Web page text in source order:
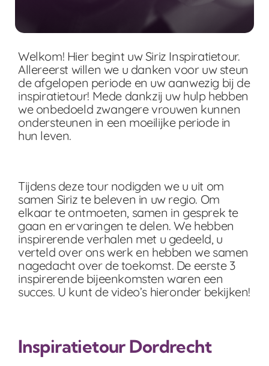
Welkom! Hier begint uw Siriz Inspiratietour.
Allereerst willen we u danken voor uw steun
de afgelopen periode en uw aanwezig bij de
inspiratietour! Mede dankzij uw hulp hebben
we onbedoeld zwangere vrouwen kunnen
ondersteunen in een moeilijke periode in
hun leven.
Tijdens deze tour nodigden we u uit om
samen Siriz te beleven in uw regio. Om
elkaar te ontmoeten, samen in gesprek te
gaan en ervaringen te delen. We hebben
inspirerende verhalen met u gedeeld, u
verteld over ons werk en hebben we samen
nagedacht over de toekomst. De eerste 3
inspirerende bijeenkomsten waren een
succes. U kunt de video’s hieronder bekijken!
Inspiratietour Dordrecht